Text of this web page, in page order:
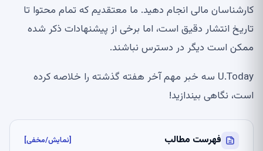
کارشناسان مالی انجام دهید. ما معتقدیم که تمام محتوا تا
تاریخ انتشار دقیق است، اما برخی از پیشنهادات ذکر شده
ممکن است دیگر در دسترس نباشند.
U.Today سه خبر مهم آخر هفته گذشته را خلاصه کرده
است، نگاهی بیندازید!
فهرست مطالب [نمایش/مخفی]